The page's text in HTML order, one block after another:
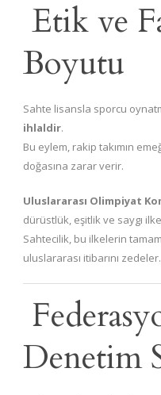
Etik ve
Boyutu
Sahte lisansla sporcu
ihlaldir.
Bu eylem, rakip takımın
doğasına zarar verir.
Uluslararası Olimpiyat
dürüstlük, eşitlik ve saygı
Sahtecilik, bu ilkelerin
uluslararası itibarını zedeler.
Denetim